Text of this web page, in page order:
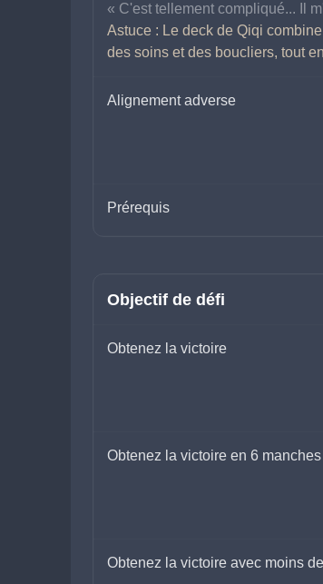
« C'est tellement compliqué... Il
Astuce : Le deck de Qiqi
des soins et des boucliers, tout
Alignement adverse
Prérequis
Objectif de défi
Obtenez la victoire
Obtenez la victoire en 6
Obtenez la victoire avec moins